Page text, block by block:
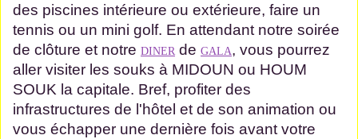
des piscines intérieure ou extérieure, faire un
tennis ou un mini golf. En attendant notre soirée
de clôture et notre DINER de GALA, vous pourrez
aller visiter les souks à MIDOUN ou HOUM
SOUK la capitale. Bref, profiter des
infrastructures de l'hôtel et de son animation ou
vous échapper une dernière fois avant votre